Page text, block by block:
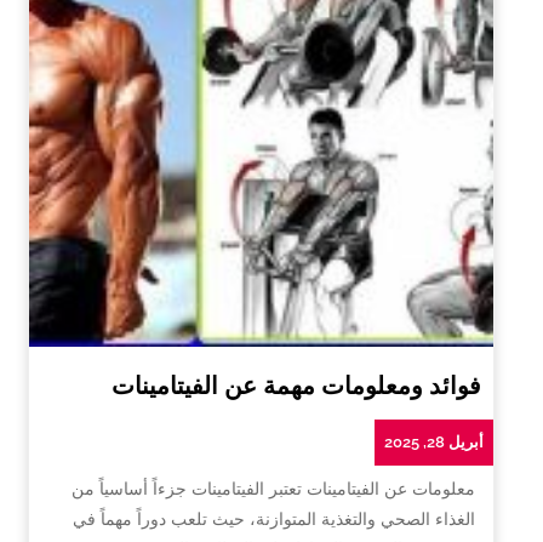
فوائد ومعلومات مهمة عن الفيتامينات
أبريل 28, 2025
معلومات عن الفيتامينات تعتبر الفيتامينات جزءاً أساسياً من
الغذاء الصحي والتغذية المتوازنة، حيث تلعب دوراً مهماً في